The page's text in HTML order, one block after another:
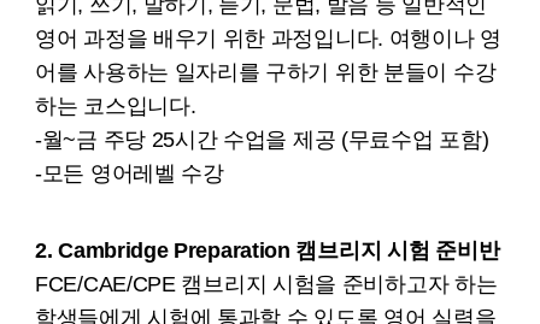
읽기, 쓰기, 말하기, 듣기, 문법, 발음 등 일반적인
영어 과정을 배우기 위한 과정입니다. 여행이나 영
어를 사용하는 일자리를 구하기 위한 분들이 수강
하는 코스입니다.
-월~금 주당 25시간 수업을 제공 (무료수업 포함)
-모든 영어레벨 수강
2. Cambridge Preparation 캠브리지 시험 준비반
FCE/CAE/CPE 캠브리지 시험을 준비하고자 하는
학생들에게 시험에 통과할 수 있도록 영어 실력을